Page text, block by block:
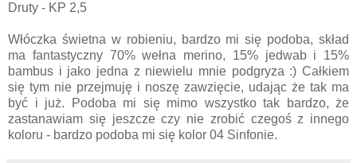
Druty - KP 2,5
Włóczka świetna w robieniu, bardzo mi się podoba, skład
ma fantastyczny 70% wełna merino, 15% jedwab i 15%
bambus i jako jedna z niewielu mnie podgryza :) Całkiem
się tym nie przejmuję i noszę zawzięcie, udając że tak ma
być i już. Podoba mi się mimo wszystko tak bardzo, że
zastanawiam się jeszcze czy nie zrobić czegoś z innego
koloru - bardzo podoba mi się kolor 04 Sinfonie.